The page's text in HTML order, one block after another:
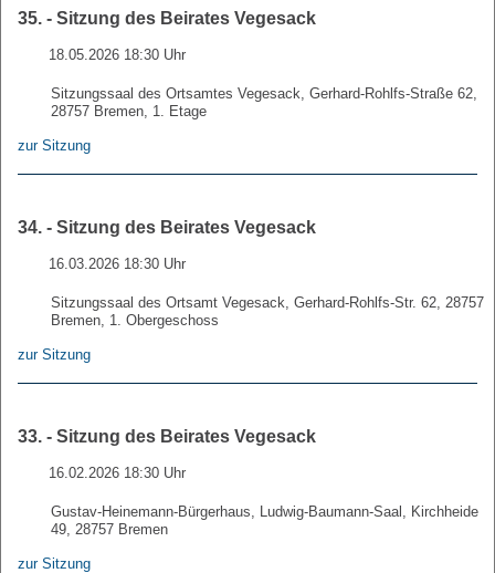
35. - Sitzung des Beirates Vegesack
18.05.2026 18:30 Uhr
Sitzungssaal des Ortsamtes Vegesack, Gerhard-Rohlfs-Straße 62,
28757 Bremen, 1. Etage
zur Sitzung
34. - Sitzung des Beirates Vegesack
16.03.2026 18:30 Uhr
Sitzungssaal des Ortsamt Vegesack, Gerhard-Rohlfs-Str. 62, 28757
Bremen, 1. Obergeschoss
zur Sitzung
33. - Sitzung des Beirates Vegesack
16.02.2026 18:30 Uhr
Gustav-Heinemann-Bürgerhaus, Ludwig-Baumann-Saal, Kirchheide
49, 28757 Bremen
zur Sitzung